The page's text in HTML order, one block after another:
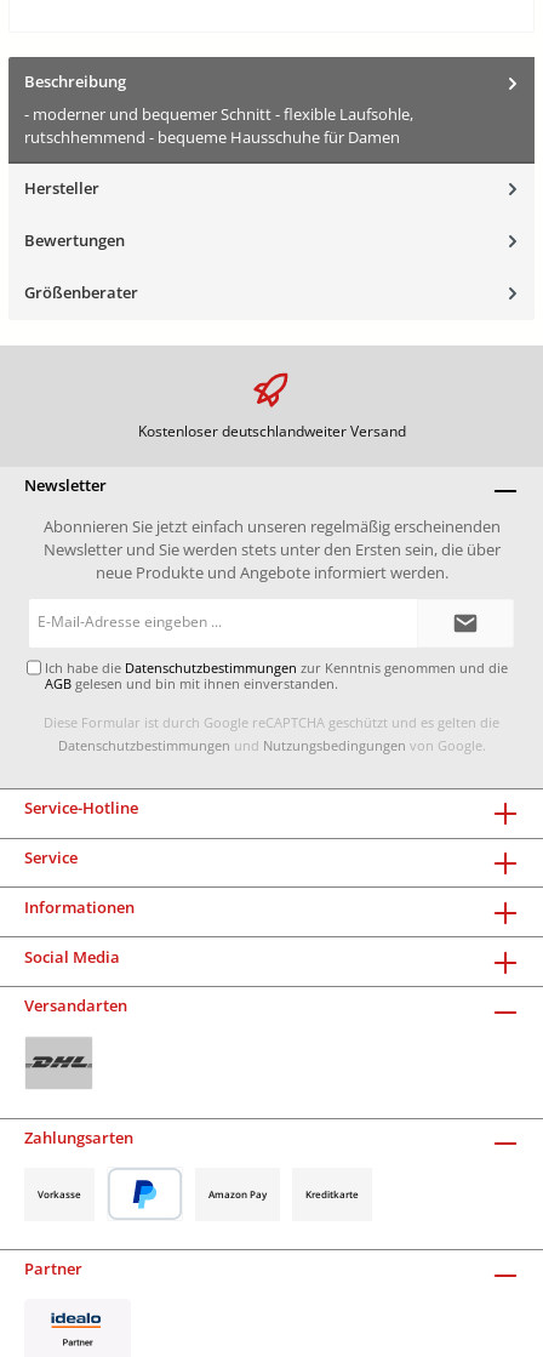
Beschreibung
- moderner und bequemer Schnitt - flexible Laufsohle,
rutschhemmend - bequeme Hausschuhe für Damen
Hersteller
Bewertungen
Größenberater
Kostenloser deutschlandweiter Versand
Newsletter
Abonnieren Sie jetzt einfach unseren regelmäßig erscheinenden
Newsletter und Sie werden stets unter den Ersten sein, die über
neue Produkte und Angebote informiert werden.
Ich habe die Datenschutzbestimmungen zur Kenntnis genommen und die
AGB gelesen und bin mit ihnen einverstanden.
Diese Formular ist durch Google reCAPTCHA geschützt und es gelten die
Datenschutzbestimmungen und Nutzungsbedingungen von Google.
Service-Hotline
Service
Informationen
Social Media
Versandarten
Zahlungsarten
Vorkasse Amazon Pay Kreditkarte
Partner